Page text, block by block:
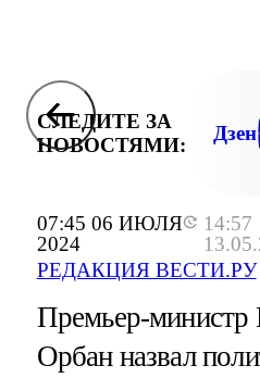
07:45 06 ИЮЛЯ
2024
14:57
РЕДАКЦИЯ ВЕСТИ.РУ
СЛЕДИТЕ ЗА
НОВОСТЯМИ:
Дзен
Премьер-министр
Орбан назвал